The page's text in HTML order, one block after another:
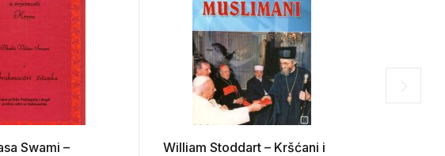
Swami –
William Stoddart – Kršćani i